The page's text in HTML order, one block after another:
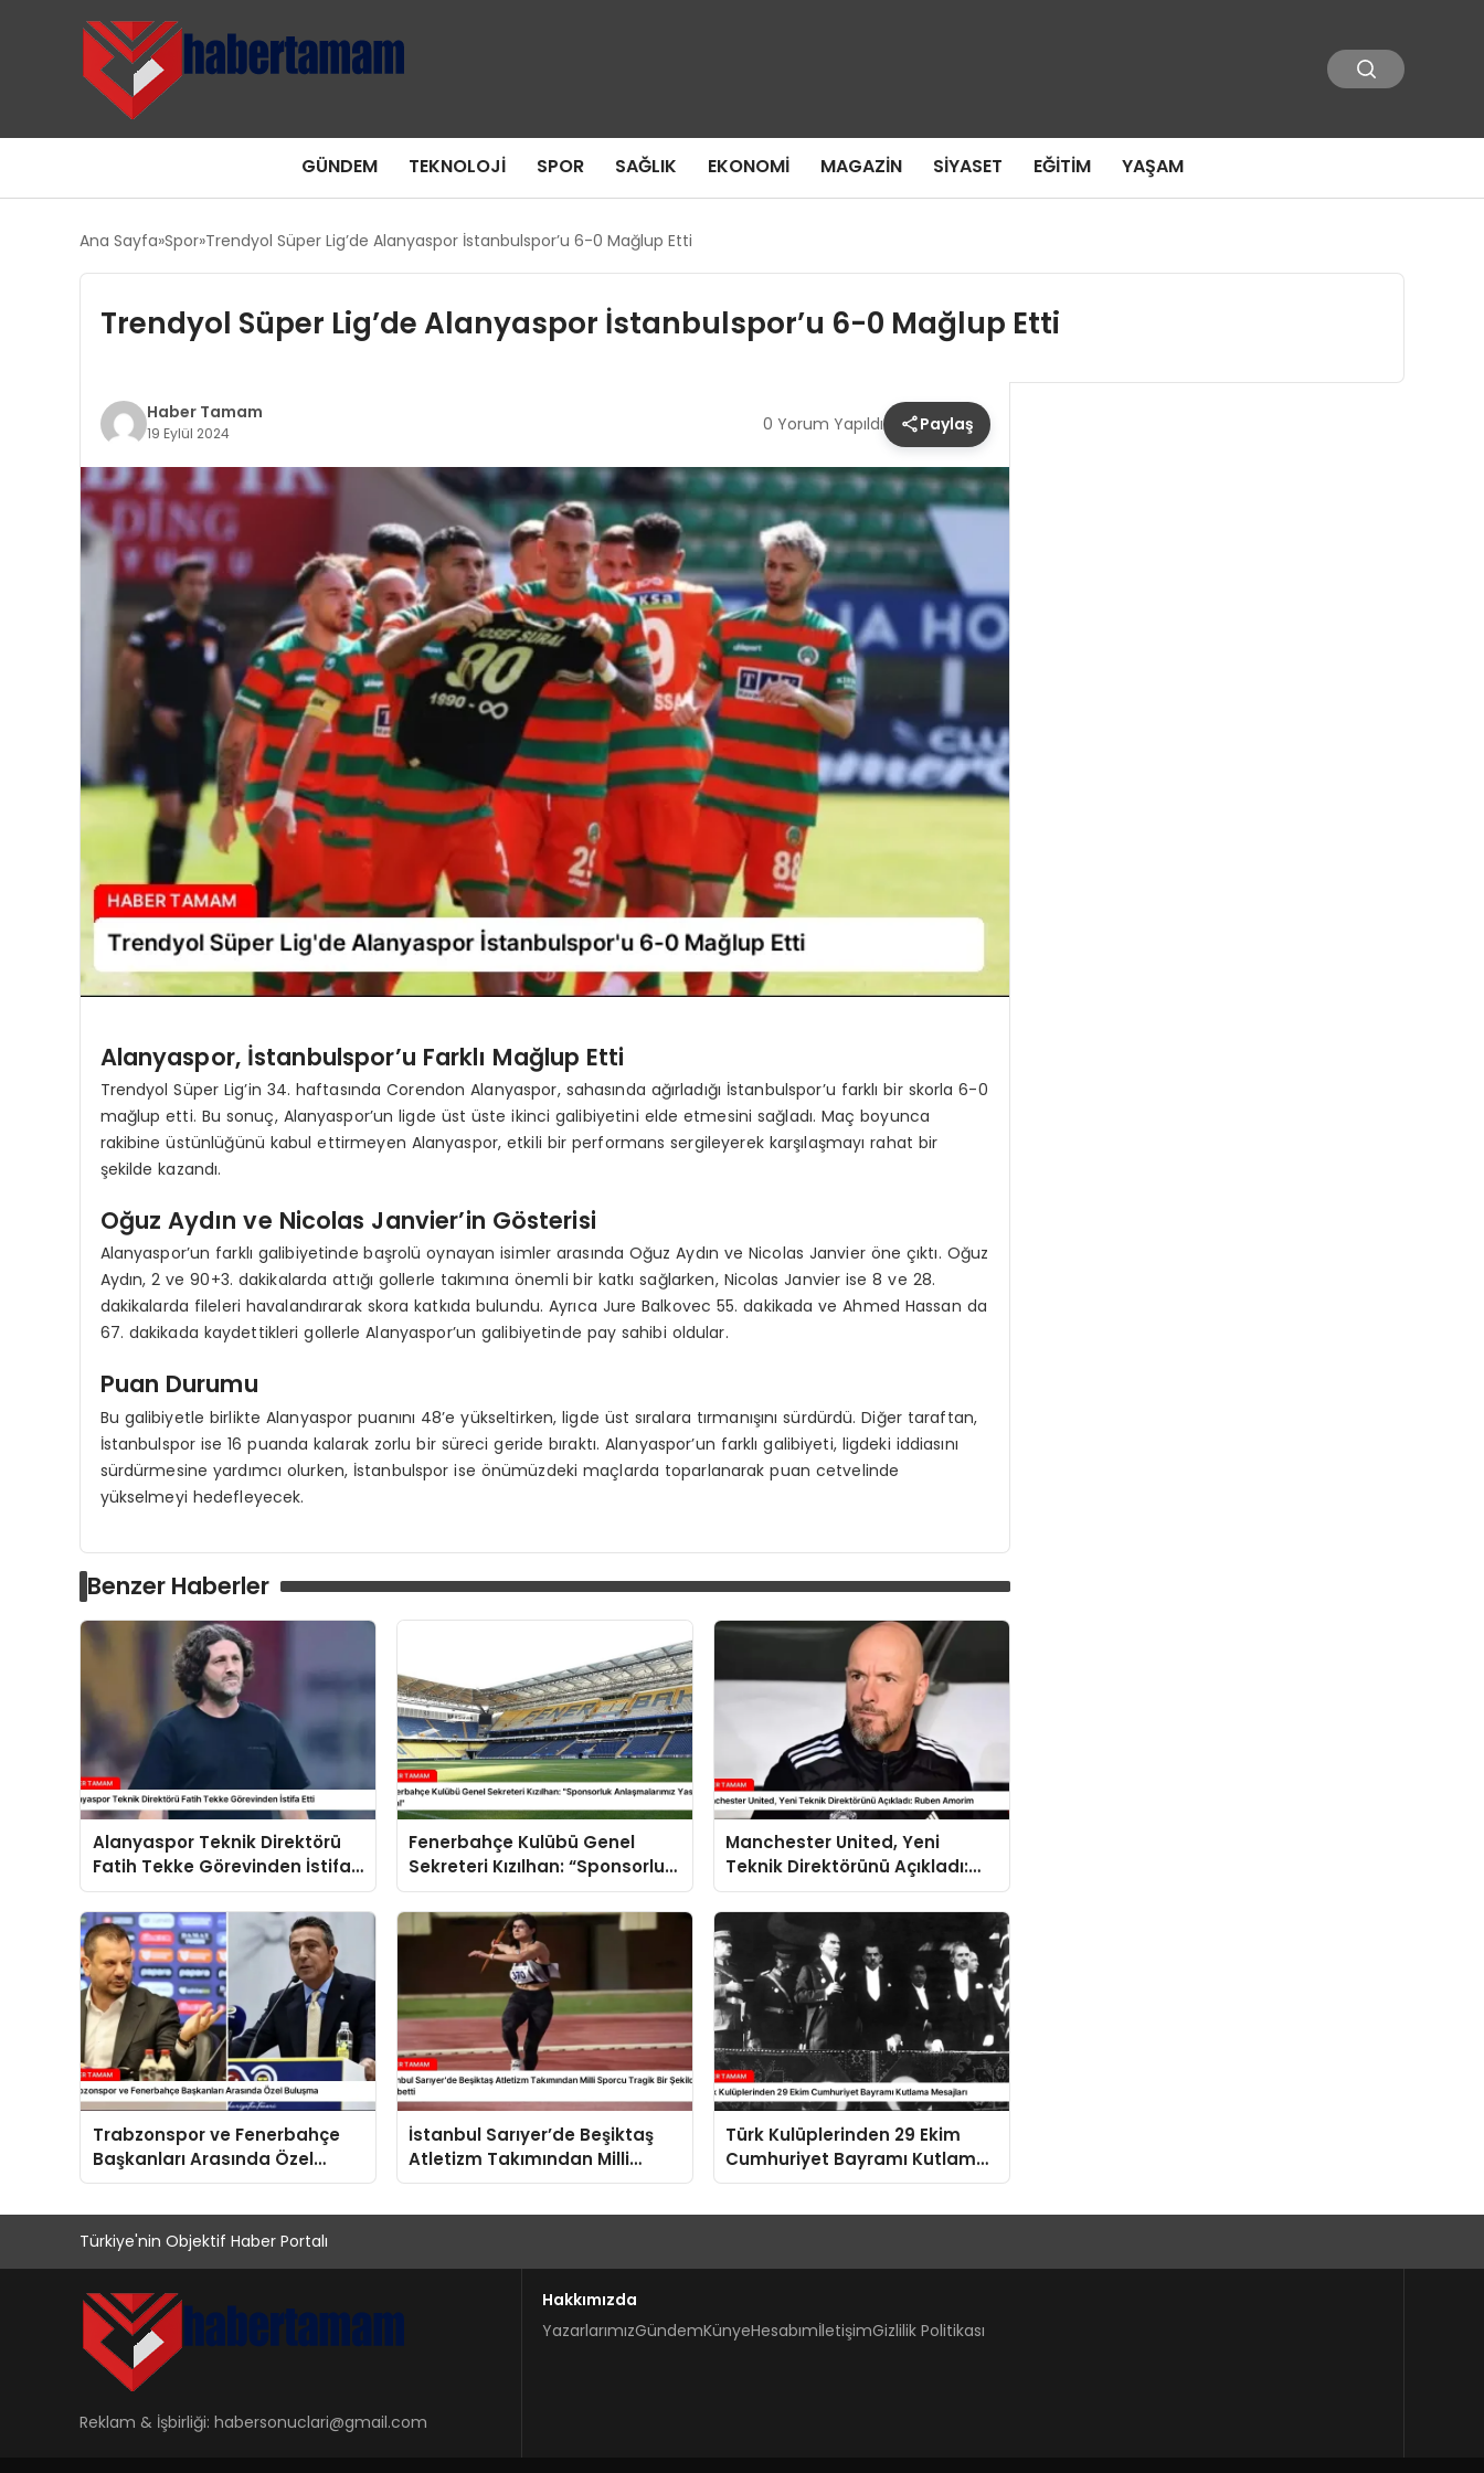
GÜNDEM TEKNOLOJI SPOR SAĞLIK EKONOMI MAGAZIN SIYASET EĞITIM YAŞAM
Ana Sayfa Spor Trendyol Süper Lig’de Alanyaspor İstanbulspor’u 6-0 Mağlup Etti
Trendyol Süper Lig’de Alanyaspor İstanbulspor’u 6-0 Mağlup Etti
Haber Tamam
19 Eylül 2024 0 Yorum Yapıldı Paylaş
Alanyaspor, İstanbulspor’u Farklı Mağlup Etti
Trendyol Süper Lig’in 34. haftasında Corendon Alanyaspor, sahasında ağırladığı İstanbulspor’u farklı bir skorla 6-0
mağlup etti. Bu sonuç, Alanyaspor’un ligde üst üste ikinci galibiyetini elde etmesini sağladı. Maç boyunca
rakibine üstünlüğünü kabul ettirmeyen Alanyaspor, etkili bir performans sergileyerek karşılaşmayı rahat bir
şekilde kazandı.
Oğuz Aydın ve Nicolas Janvier’in Gösterisi
Alanyaspor’un farklı galibiyetinde başrolü oynayan isimler arasında Oğuz Aydın ve Nicolas Janvier öne çıktı. Oğuz
Aydın, 2 ve 90+3. dakikalarda attığı gollerle takımına önemli bir katkı sağlarken, Nicolas Janvier ise 8 ve 28.
dakikalarda fileleri havalandırarak skora katkıda bulundu. Ayrıca Jure Balkovec 55. dakikada ve Ahmed Hassan da
67. dakikada kaydettikleri gollerle Alanyaspor’un galibiyetinde pay sahibi oldular.
Puan Durumu
Bu galibiyetle birlikte Alanyaspor puanını 48’e yükseltirken, ligde üst sıralara tırmanışını sürdürdü. Diğer taraftan,
İstanbulspor ise 16 puanda kalarak zorlu bir süreci geride bıraktı. Alanyaspor’un farklı galibiyeti, ligdeki iddiasını
sürdürmesine yardımcı olurken, İstanbulspor ise önümüzdeki maçlarda toparlanarak puan cetvelinde
yükselmeyi hedefleyecek.
Benzer Haberler
Alanyaspor Teknik Direktörü
Fatih Tekke Görevinden İstifa
Etti
Fenerbahçe Kulübü Genel
Sekreteri Kızılhan: “Sponsorluk
Anlaşmalarımız Yasal ve
Helal”
Manchester United, Yeni
Teknik Direktörünü Açıkladı:
Ruben Amorim
Trabzonspor ve Fenerbahçe
Başkanları Arasında Özel
Buluşma
İstanbul Sarıyer’de Beşiktaş
Atletizm Takımından Milli
Sporcu Tragik Bir Şekilde
Türk Kulüplerinden 29 Ekim
Cumhuriyet Bayramı Kutlama
Mesajları
Türkiye'nin Objektif Haber Portalı
Reklam & İşbirliği: habersonuclari@gmail.com
Hakkımızda
YazarlarımızGündemKünyeHesabımİletişimGizlilik Politikası